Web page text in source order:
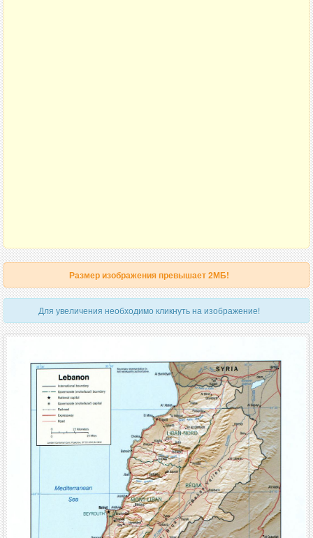
Размер изображения превышает 2МБ!
Для увеличения необходимо кликнуть на изображение!